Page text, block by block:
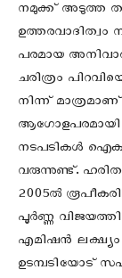
നമുക്ക് അടുത്ത
ഉത്തരവാദിത്വം
പരമായ
ചരിത്രം
നിന്ന്
നടപടികൾ
വരുന്നുണ്ട്.
2005ൽ
പൂർണ്ണ
എമിഷൻ ലക്ഷ്യം
ഉടമ്പടിയോട്